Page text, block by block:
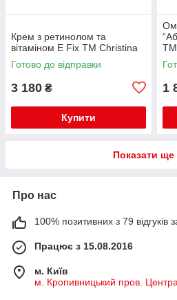
Крем з ретинолом та
вітаміном Е Fix TM Christina
Готово до відправки
3 180 ₴
Купити
1
Показати ще
Про нас
100% позитивних з 79 відгуків
Працює з 15.08.2016
м. Київ
м. Кропивницький пров.